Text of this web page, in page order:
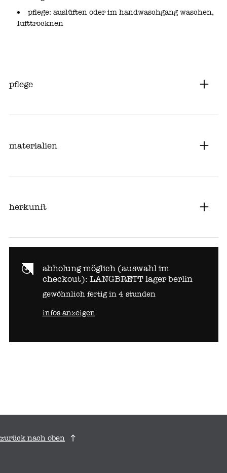
pflege: auslüften oder im handwaschgang waschen,
lufttrocknen
pflege
materialien
herkunft
abholung möglich (auswahl im
checkout): LANGBRETT lager berlin
gewöhnlich fertig in 4 stunden
infos anzeigen
zurück nach oben